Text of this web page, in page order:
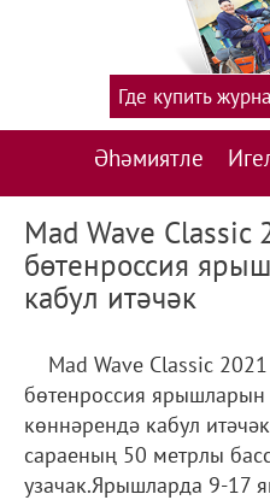
Әһәмиятле
Где купить
Mad Wave Classic
бөтенроссия
кабул итәчәк
Mad Wave Classic
бөтенроссия
көннәрендә кабул
сараеның 50 метрлы
узачак.Ярышларда 9-17